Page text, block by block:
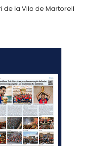
la Vila de Martorell